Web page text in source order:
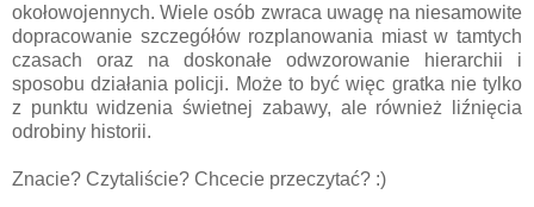
okołowojennych. Wiele osób zwraca uwagę na niesamowite
dopracowanie szczegółów rozplanowania miast w tamtych
czasach oraz na doskonałe odwzorowanie hierarchii i
sposobu działania policji. Może to być więc gratka nie tylko
z punktu widzenia świetnej zabawy, ale również liźnięcia
odrobiny historii.
Znacie? Czytaliście? Chcecie przeczytać? :)